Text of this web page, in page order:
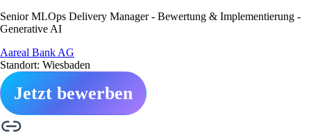
Senior MLOps Delivery Manager - Bewertung & Implementierung -
Generative AI
Aareal Bank AG
Standort: Wiesbaden
Jetzt bewerben